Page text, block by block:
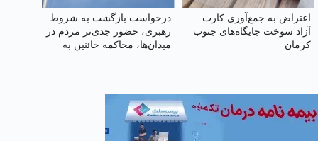
اعتراض به جمع‌آوری کارت
آزاد سوخت جایگاه‌های جنوب
کرمان
درخواست بازگشت به شروط
رهبری، حضور جدی‌تر مردم در
میدان‌ها، محاکمه خائنین به